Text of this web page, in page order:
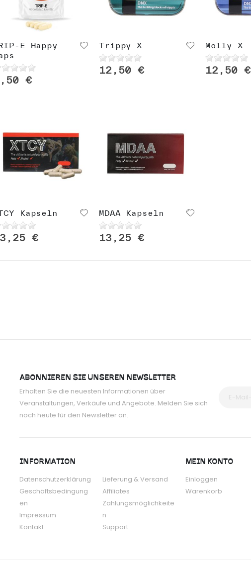
E Happy
€
Trippy X
12,50 €
Molly X
12,50 €
Kapseln
€
MDAA Kapseln
13,25 €
ABONNIEREN SIE UNSEREN NEWSLETTER
Erhalten Sie die neuesten Informationen über
Veranstaltungen, Verkäufe und Angebote. Melden Sie sich
noch heute für den Newsletter an.
INFORMATION
Datenschutzerklärung
Geschäftsbedingung
en
Impressum
Kontakt
Lieferung & Versand
Affiliates
Zahlungsmöglichkeite
n
Support
MEIN KONTO
Einloggen
Warenkorb